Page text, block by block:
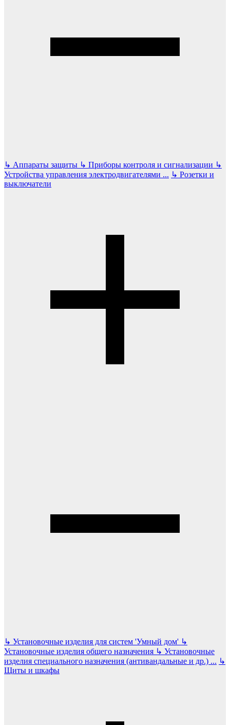
↳ Аппараты защиты ↳ Приборы контроля и сигнализации ↳
Устройства управления электродвигателями ... ↳ Розетки и
выключатели
↳ Установочные изделия для систем 'Умный дом' ↳
Установочные изделия общего назначения ↳ Установочные
изделия специального назначения (антивандальные и др.) ... ↳
Щиты и шкафы